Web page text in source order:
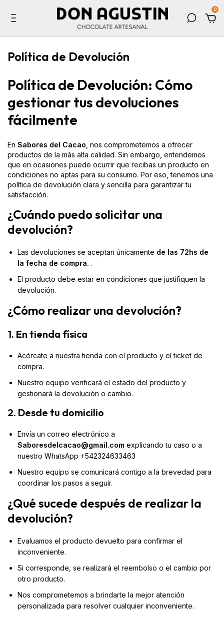
0
Política de Devolución
Política de Devolución: Cómo
gestionar tus devoluciones
fácilmente
En Sabores del Cacao , nos comprometemos a ofrecer
productos de la más alta calidad. Sin embargo, entendemos
que en ocasiones puede ocurrir que recibas un producto en
condiciones no aptas para su consumo. Por eso, tenemos una
política de devolución clara y sencilla para garantizar tu
satisfacción.
¿Cuándo puedo solicitar una
devolución?
Las devoluciones se aceptan únicamente de las 72hs de
la fecha de compra. .
El producto debe estar en condiciones que justifiquen la
devolución.
¿Cómo realizar una devolución?
1. En tienda física
Acércate a nuestra tienda con el producto y el ticket de
compra.
Nuestro equipo verificará el estado del producto y
gestionará la devolución o cambio.
2. Desde tu domicilio
Envía un correo electrónico a
Saboresdelcacao@gmail.com explicando tu caso o a
nuestro WhatsApp +542324633463
Nuestro equipo se comunicará contigo a la brevedad para
coordinar los pasos a seguir.
¿Qué sucede después de realizar la
devolución?
Evaluamos el producto devuelto para confirmar el
inconveniente.
Si corresponde, se realizará el reembolso o el cambio por
otro producto.
Nos comprometemos a brindarte la mejor atención
personalizada para resolver cualquier inconveniente.